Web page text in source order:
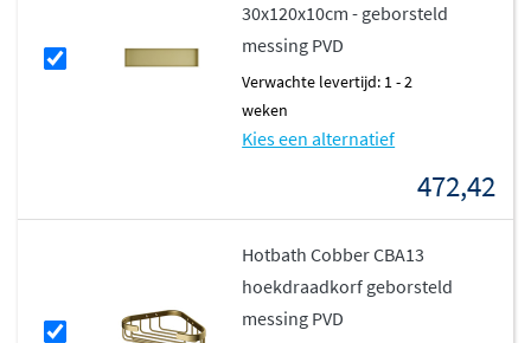
30x120x10cm - geborsteld
messing PVD
Verwachte levertijd: 1 - 2
weken
Kies een alternatief
472,42
Hotbath Cobber CBA13
hoekdraadkorf geborsteld
messing PVD